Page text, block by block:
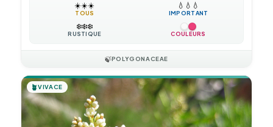
☀️☀️☀️
TOUS
💧 💧 💧
IMPORTANT
❄️❄️❄️
RUSTIQUE COULEURS
🍃POLYGONACEAE
🪴VIVACE